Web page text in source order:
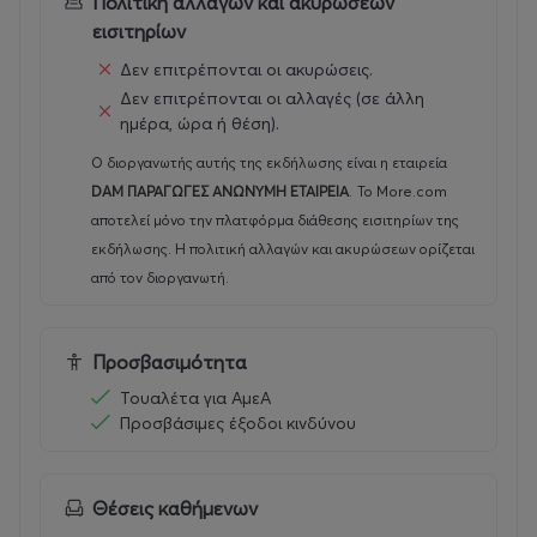
επισκέπτες θα απολαύσουν επιλεγμένες γεύσεις,
ετικέτες κρασιών από την Ελλάδα και το εξωτερικό.
Gastrosophy Fest powered by Protergia
εμπνευσμένο από τονΣπύρο και τον Βαγγέλη Λιάκο
αποτελεί μια πλατφόρμα διαλόγου και εμπειριών που
συνδέει τη γαστρονομία με τον πολιτισμό, τη
βιωσιμότητα, την επιχειρηματικότητα, τον τουρισμό και
τη σύγχρονη ελληνική ταυτότητα.
powered by Protergiaκαι ζήσε από κοντά μια ημέρα
γεμάτη γεύσεις, έμπνευση και μοναδικές εμπειρίες.
Στην τιμή του εισιτηρίου περιλαμβάνονται απεριόριστο
εισιτηρίων
Δεν επιτρέπονται οι ακυρώσεις.
Δεν επιτρέπονται οι αλλαγές (σε άλλη
ημέρα, ώρα ή θέση).
Ο διοργανωτής αυτής της εκδήλωσης είναι η εταιρεία
DAM ΠΑΡΑΓΩΓΕΣ ΑΝΩΝΥΜΗ ΕΤΑΙΡΕΙΑ. Το More.com
αποτελεί μόνο την πλατφόρμα διάθεσης εισιτηρίων της
εκδήλωσης. Η πολιτική αλλαγών και ακυρώσεων ορίζεται
από τον διοργανωτή.
Προσβασιμότητα
Τουαλέτα για ΑμεΑ
Προσβάσιμες έξοδοι κινδύνου
Θέσεις καθήμενων